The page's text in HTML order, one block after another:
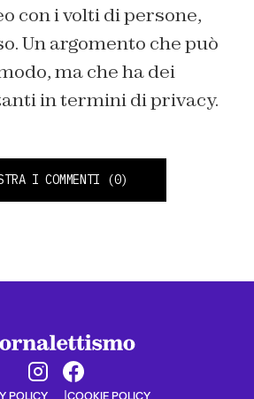
con i volti di persone,
Un argomento che può
ma che ha dei
in termini di privacy.
I COMMENTI (0)
POLICY COOKIE POLICY